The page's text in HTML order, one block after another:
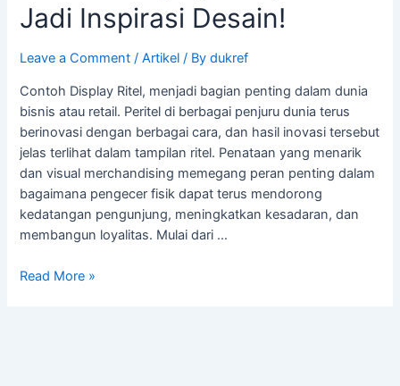
Jadi Inspirasi Desain!
Leave a Comment /Artikel / Bydukref
Contoh Display Ritel, menjadi bagian penting dalam dunia
bisnis atau retail. Peritel di berbagai penjuru dunia terus
berinovasi dengan berbagai cara, dan hasil inovasi tersebut
jelas terlihat dalam tampilan ritel. Penataan yang menarik
dan visual merchandising memegang peran penting dalam
bagaimana pengecer fisik dapat terus mendorong
kedatangan pengunjung, meningkatkan kesadaran, dan
membangun loyalitas. Mulai dari …
Read More »